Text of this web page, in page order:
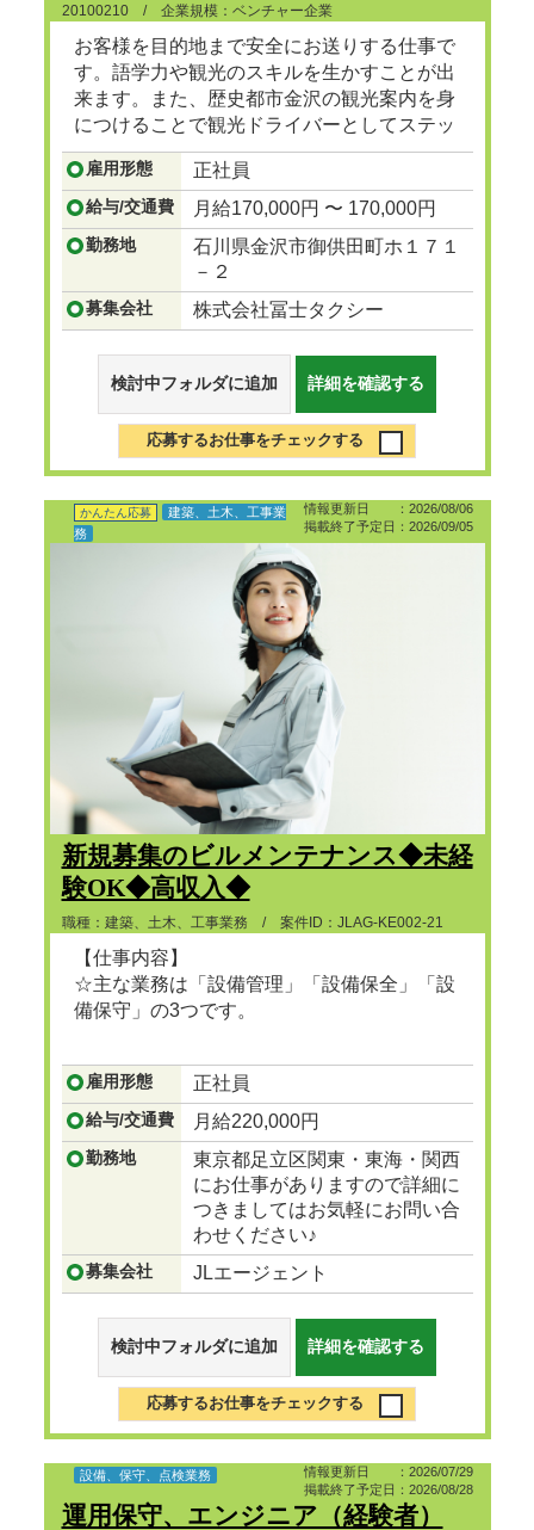
20100210 / 企業規模：ベンチャー企業
お客様を目的地まで安全にお送りする仕事で
す。語学力や観光のスキルを生かすことが出
来ます。また、歴史都市金沢の観光案内を身
につけることで観光ドライバーとしてステッ
プアップも可能です。...つづきを見る
雇用形態 正社員
給与/交通費 月給170,000円 〜 170,000円
勤務地
石川県金沢市御供田町ホ１７１
－２
募集会社 株式会社冨士タクシー
検討中フォルダに追加 詳細を確認する
応募するお仕事をチェックする
情報更新日 ：2026/08/06
掲載終了予定日：2026/09/05
かんたん応募
建築、土木、工事業
務
新規募集のビルメンテナンス◆未経
験OK◆高収入◆
職種：建築、土木、工事業務 / 案件ID：JLAG-KE002-21
【仕事内容】
☆主な業務は「設備管理」「設備保全」「設
備保守」の3つです。
...つづきを見る
雇用形態 正社員
給与/交通費 月給220,000円
勤務地
東京都足立区関東・東海・関西
にお仕事がありますので詳細に
つきましてはお気軽にお問い合
わせください♪
募集会社 JLエージェント
検討中フォルダに追加 詳細を確認する
応募するお仕事をチェックする
情報更新日 ：2026/07/29
掲載終了予定日：2026/08/28
設備、保守、点検業務
運用保守、エンジニア（経験者）